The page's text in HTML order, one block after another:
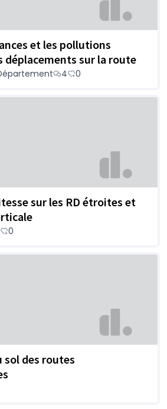
et les pollutions
déplacements sur la route
4 0
sur les RD étroites et
0
sol des routes